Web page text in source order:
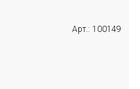
Арт.: 100149